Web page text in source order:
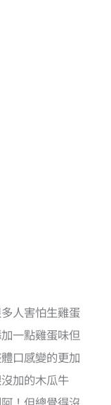
人害怕生雞蛋
一點雞蛋味但
口感變的更加
加的木瓜牛